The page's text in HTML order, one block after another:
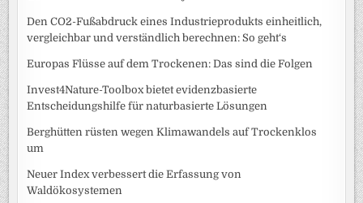
Den CO2-Fußabdruck eines Industrieprodukts einheitlich,
vergleichbar und verständlich berechnen: So geht‘s
Europas Flüsse auf dem Trockenen: Das sind die Folgen
Invest4Nature-Toolbox bietet evidenzbasierte
Entscheidungshilfe für naturbasierte Lösungen
Berghütten rüsten wegen Klimawandels auf Trockenklos
um
Neuer Index verbessert die Erfassung von
Waldökosystemen